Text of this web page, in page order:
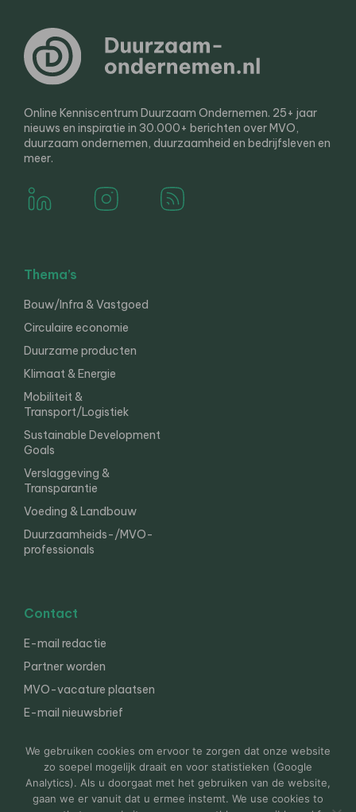
Online Kenniscentrum Duurzaam Ondernemen. 25+ jaar
nieuws en inspiratie in 30.000+ berichten over MVO,
duurzaam ondernemen, duurzaamheid en bedrijfsleven en
meer.
Thema’s
Bouw/Infra & Vastgoed
Circulaire economie
Duurzame producten
Klimaat & Energie
Mobiliteit &
Transport/Logistiek
Sustainable Development
Goals
Verslaggeving &
Transparantie
Voeding & Landbouw
Duurzaamheids-/MVO-
professionals
Contact
E-mail redactie
Partner worden
MVO-vacature plaatsen
E-mail nieuwsbrief
© 2000-2026 Van der Molen EIS Colofon
Disclaimer
We gebruiken cookies om ervoor te zorgen dat onze website
zo soepel mogelijk draait en voor statistieken (Google
Analytics). Als u doorgaat met het gebruiken van de website,
gaan we er vanuit dat u ermee instemt. We use cookies to